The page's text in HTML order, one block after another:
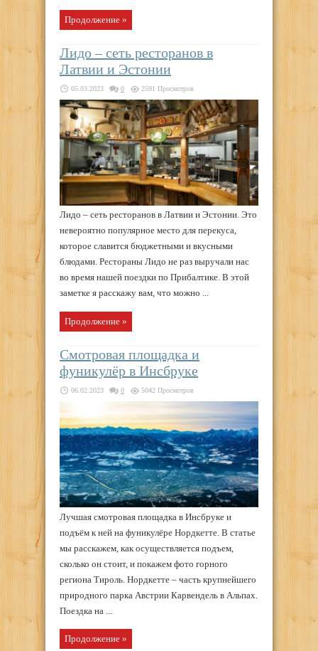
Продолжение »
Лидо – сеть ресторанов в
Латвии и Эстонии
05.03.2023 0 2591 Просмотров
Лидо – сеть ресторанов в Латвии и Эстонии. Это
невероятно популярное место для перекуса,
которое славится бюджетными и вкусными
блюдами. Рестораны Лидо не раз выручали нас
во время нашей поездки по Прибалтике. В этой
заметке я расскажу вам, что можно ...
Продолжение »
Смотровая площадка и
фуникулёр в Инсбруке
06.02.2023 0 5042 Просмотров
Лучшая смотровая площадка в Инсбруке и
подъём к ней на фуникулёре Нордкетте. В статье
мы расскажем, как осуществляется подъем,
сколько он стоит, и покажем фото горного
региона Тироль. Нордкетте – часть крупнейшего
природного парка Австрии Карвендель в Альпах.
Поездка на ...
Продолжение »